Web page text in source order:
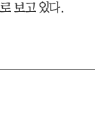
보고 있다.